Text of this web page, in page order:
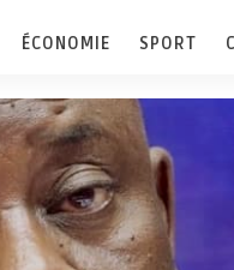
ÉCONOMIE SPORT